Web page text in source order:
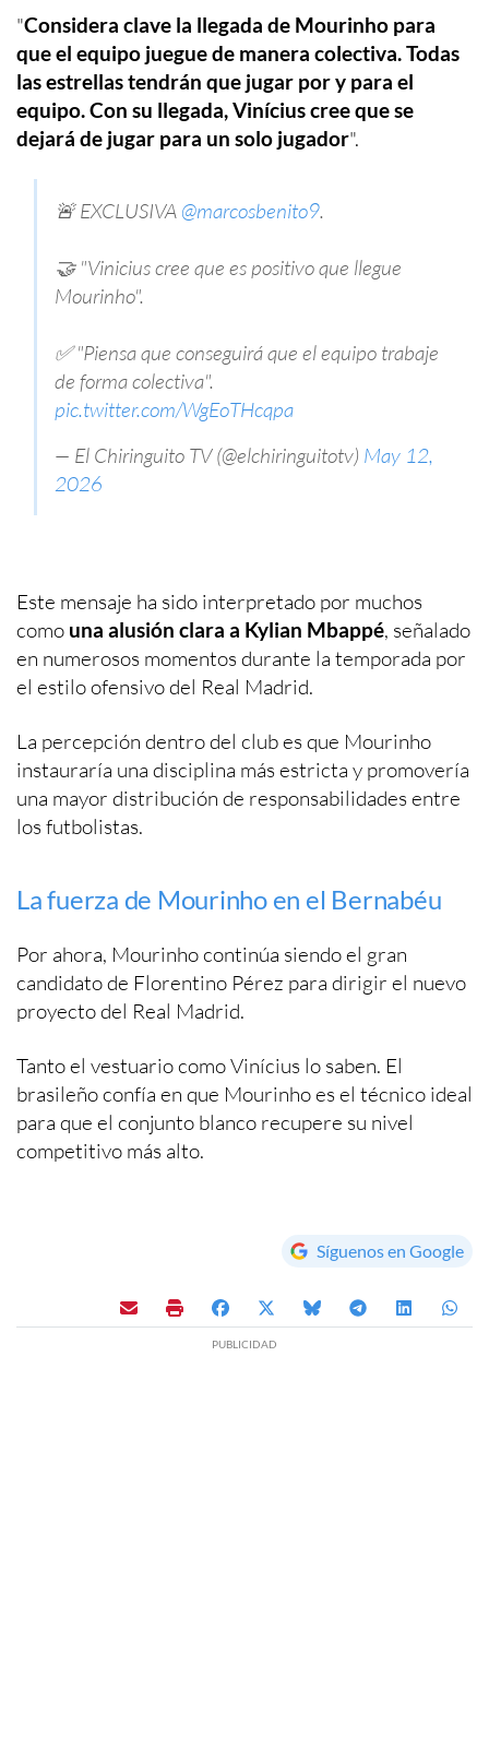
"Considera clave la llegada de Mourinho para
que el equipo juegue de manera colectiva. Todas
las estrellas tendrán que jugar por y para el
equipo. Con su llegada, Vinícius cree que se
dejará de jugar para un solo jugador".
🚨 EXCLUSIVA @marcosbenito9.
🤝 "Vinicius cree que es positivo que llegue
Mourinho".
✅ "Piensa que conseguirá que el equipo trabaje
de forma colectiva".
pic.twitter.com/WgEoTHcqpa
— El Chiringuito TV (@elchiringuitotv) May 12,
2026
Este mensaje ha sido interpretado por muchos
como una alusión clara a Kylian Mbappé, señalado
en numerosos momentos durante la temporada por
el estilo ofensivo del Real Madrid.
La percepción dentro del club es que Mourinho
instauraría una disciplina más estricta y promovería
una mayor distribución de responsabilidades entre
los futbolistas.
La fuerza de Mourinho en el Bernabéu
Por ahora, Mourinho continúa siendo el gran
candidato de Florentino Pérez para dirigir el nuevo
proyecto del Real Madrid.
Tanto el vestuario como Vinícius lo saben. El
brasileño confía en que Mourinho es el técnico ideal
para que el conjunto blanco recupere su nivel
competitivo más alto.
Síguenos en Google